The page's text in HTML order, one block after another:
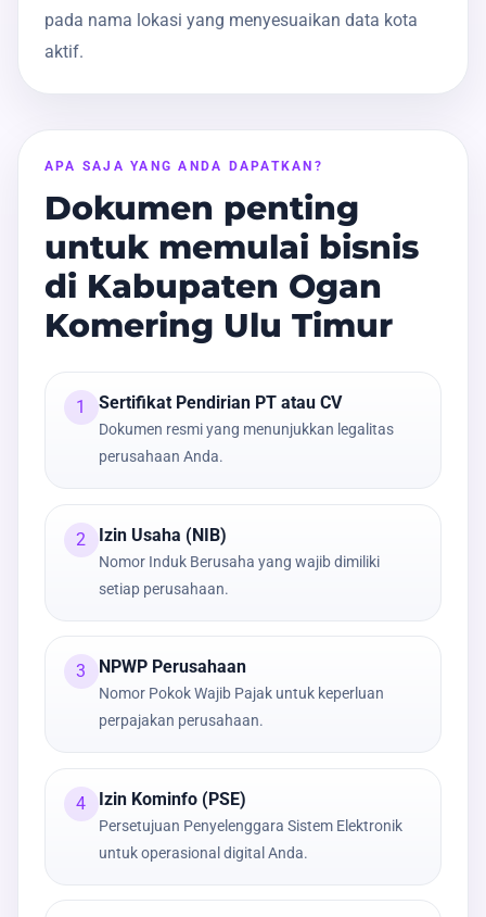
pada nama lokasi yang menyesuaikan data kota
aktif.
APA SAJA YANG ANDA DAPATKAN?
Dokumen penting
untuk memulai bisnis
di Kabupaten Ogan
Komering Ulu Timur
1 Sertifikat Pendirian PT atau CV
Dokumen resmi yang menunjukkan legalitas
perusahaan Anda.
2 Izin Usaha (NIB)
Nomor Induk Berusaha yang wajib dimiliki
setiap perusahaan.
3 NPWP Perusahaan
Nomor Pokok Wajib Pajak untuk keperluan
perpajakan perusahaan.
4 Izin Kominfo (PSE)
Persetujuan Penyelenggara Sistem Elektronik
untuk operasional digital Anda.